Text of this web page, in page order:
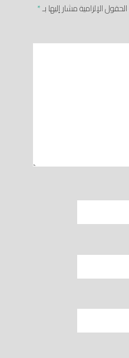
الحقول الإلزامية مشار إليها بـ*